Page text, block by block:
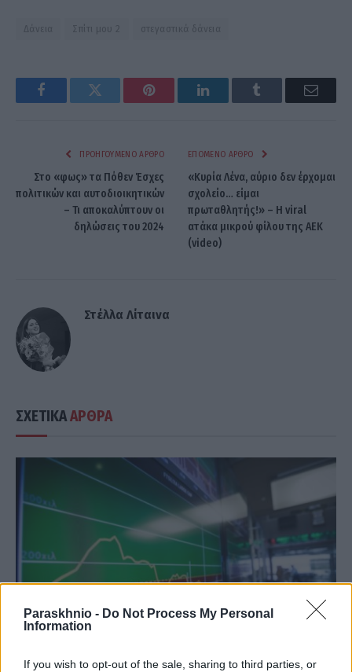
Paraskhnio - Do Not Process My Personal
Information
If you wish to opt-out of the sale, sharing to third parties, or
Δάνεια Σπίτι μου 2 στεγαστικά δάνεια
FacebookTwitter Pinterest LinkedInTumblr Email
ΠΡΟΗΓΟΎΜΕΝΟ ΆΡΘΡΟ
Στο «φως» τα Πόθεν Έσχες
πολιτικών και αυτοδιοικητικών
– Τι αποκαλύπτουν οι
δηλώσεις του 2024
ΕΠΌΜΕΝΟ ΆΡΘΡΟ
«Κυρία Λένα, αύριο δεν έρχομαι
σχολείο… είμαι
πρωταθλητής!» – Η viral
ατάκα μικρού φίλου της ΑΕΚ
(video)
Στέλλα Λίταινα
ΣΧΕΤΙΚΑΑΡΘΡΑ